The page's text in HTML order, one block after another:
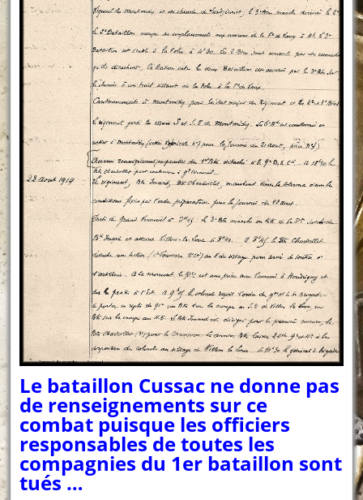
Le bataillon Cussac ne donne pas
de renseignements sur ce
combat puisque les officiers
responsables de toutes les
compagnies du 1er bataillon sont
tués …